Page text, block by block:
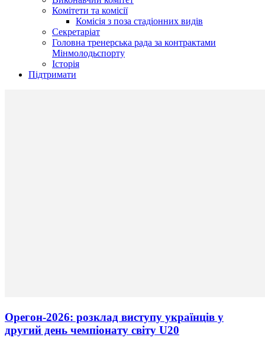
Комітети та комісії
Комісія з поза стадіонних видів
Секретаріат
Головна тренерська рада за контрактами
Мінмолодьспорту
Історія
Підтримати
Орегон-2026: розклад виступу українців у
другий день чемпіонату світу U20